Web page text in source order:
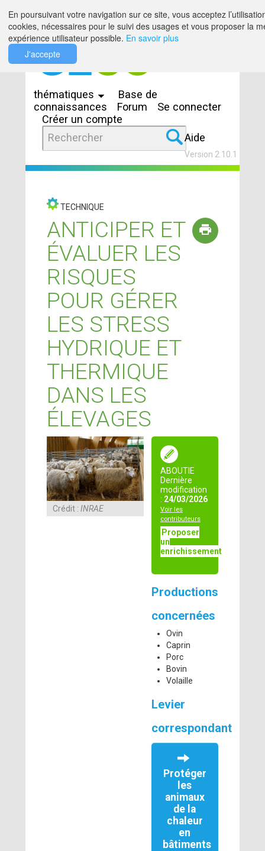
thématiques
Base de
connaissances
Forum
Se connecter
Créer un compte
Aide
Version 2.10.1
TECHNIQUE
ANTICIPER ET
ÉVALUER LES
RISQUES
POUR GÉRER
LES STRESS
HYDRIQUE ET
THERMIQUE
DANS LES
ÉLEVAGES
ABOUTIE
Dernière
modification
: 24/03/2026
Voir les
contributeurs
Proposer
un
enrichissement
Productions
concernées
Ovin
Caprin
Porc
Bovin
Volaille
Levier
correspondant
Protéger
les
animaux
de la
chaleur
en
bâtiments
Crédit :INRAE
En poursuivant votre navigation sur ce site, vous acceptez
cookies, nécessaires pour le suivi des usages et vous proposer la
expérience utilisateur possible. En savoir plus
J'accepte